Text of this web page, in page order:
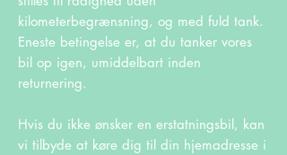
kilometerbegrænsning, og med fuld tank.
Eneste betingelse er, at du tanker vores
bil op igen, umiddelbart inden
returnering.
Hvis du ikke ønsker en erstatningsbil, kan
vi tilbyde at køre dig til din hjemadresse i